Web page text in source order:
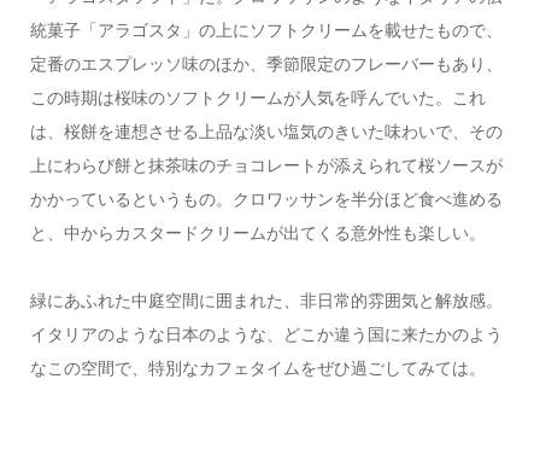
統菓子「アラゴスタ」の上にソフトクリームを載せたもので、
定番のエスプレッソ味のほか、季節限定のフレーバーもあり、
この時期は桜味のソフトクリームが人気を呼んでいた。これ
は、桜餅を連想させる上品な淡い塩気のきいた味わいで、その
上にわらび餅と抹茶味のチョコレートが添えられて桜ソースが
かかっているというもの。クロワッサンを半分ほど食べ進める
と、中からカスタードクリームが出てくる意外性も楽しい。
緑にあふれた中庭空間に囲まれた、非日常的雰囲気と解放感。
イタリアのような日本のような、どこか違う国に来たかのよう
なこの空間で、特別なカフェタイムをぜひ過ごしてみては。